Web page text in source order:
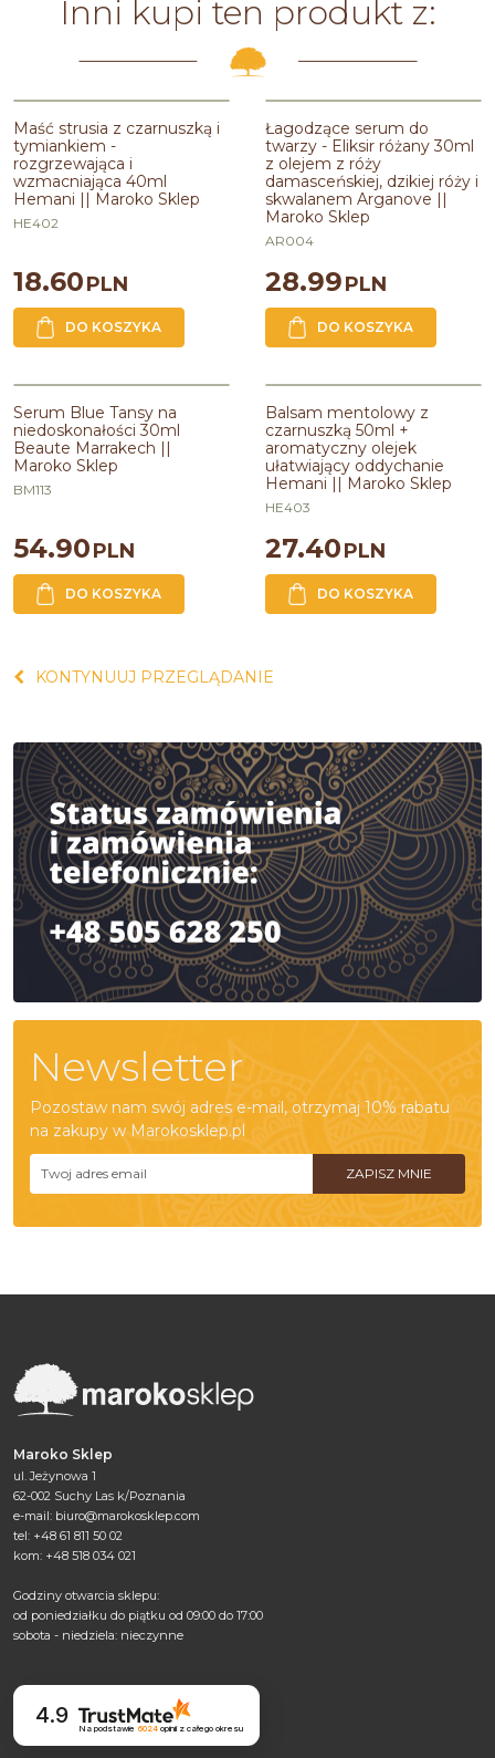
Inni kupi ten produkt z:
Maść strusia z czarnuszką i
tymiankiem -
rozgrzewająca i
wzmacniająca 40ml
Hemani || Maroko Sklep
HE402
18.60PLN
DO KOSZYKA
Łagodzące serum do
twarzy - Eliksir różany 30ml
z olejem z róży
damasceńskiej, dzikiej róży i
skwalanem Arganove ||
Maroko Sklep
AR004
28.99PLN
DO KOSZYKA
Serum Blue Tansy na
niedoskonałości 30ml
Beaute Marrakech ||
Maroko Sklep
BM113
54.90PLN
DO KOSZYKA
Balsam mentolowy z
czarnuszką 50ml +
aromatyczny olejek
ułatwiający oddychanie
Hemani || Maroko Sklep
HE403
27.40PLN
DO KOSZYKA
KONTYNUUJ PRZEGLĄDANIE
Newsletter
Pozostaw nam swój adres e-mail, otrzymaj 10% rabatu
na zakupy w Marokosklep.pl
Maroko Sklep
ul. Jeżynowa 1
62-002 Suchy Las k/Poznania
e-mail: biuro@marokosklep.com
tel: +48 61 811 50 02
kom: +48 518 034 021
Godziny otwarcia sklepu:
od poniedziałku do piątku od 09:00 do 17:00
sobota - niedziela: nieczynne
4.9
Na podstawie 6024opinii z całego okresu